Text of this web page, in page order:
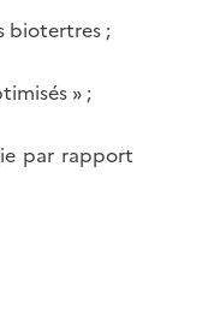
biotertres ;
» ;
par rapport